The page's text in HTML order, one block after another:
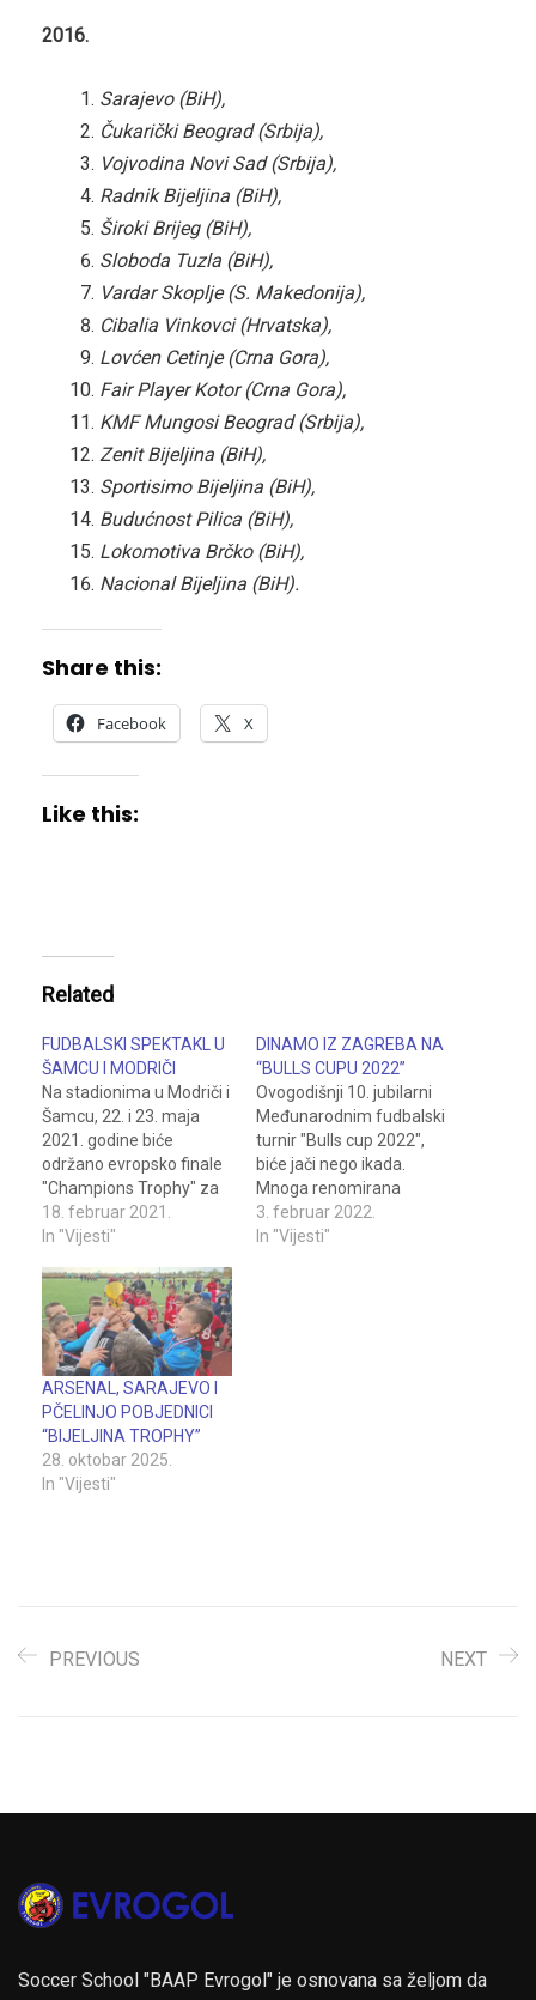
2016.
Sarajevo (BiH),
Čukarički Beograd (Srbija),
Vojvodina Novi Sad (Srbija),
Radnik Bijeljina (BiH),
Široki Brijeg (BiH),
Sloboda Tuzla (BiH),
Vardar Skoplje (S. Makedonija),
Cibalia Vinkovci (Hrvatska),
Lovćen Cetinje (Crna Gora),
Fair Player Kotor (Crna Gora),
KMF Mungosi Beograd (Srbija),
Zenit Bijeljina (BiH),
Sportisimo Bijeljina (BiH),
Budućnost Pilica (BiH),
Lokomotiva Brčko (BiH),
Nacional Bijeljina (BiH).
Share this:
Facebook X
Like this:
Related
FUDBALSKI SPEKTAKL U
ŠAMCU I MODRIČI
Na stadionima u Modriči i
Šamcu, 22. i 23. maja
2021. godine biće
održano evropsko finale
"Champions Trophy" za
djecu rođenu 2012.
godine i mlađe.
ovog turnira, u Šamcu,
potpisali su: načelnici
opština Šamac i Modriča,
Đorđe Miličević i Jovica
Gojković i prvi čovjek
Balkan Alpe adria…
18. februar 2021.
In "Vijesti"
DINAMO IZ ZAGREBA NA
“BULLS CUPU 2022”
Ovogodišnji 10. jubilarni
Međunarodnim fudbalski
turnir "Bulls cup 2022",
biće jači nego ikada.
Mnoga renomirana
fudbalska imena naći će
se na listi učesnika. Po
3. februar 2022.
In "Vijesti"
ARSENAL, SARAJEVO I
PČELINJO POBJEDNICI
“BIJELJINA TROPHY”
28. oktobar 2025.
In "Vijesti"
PREVIOUS NEXT
Soccer School "BAAP Evrogol" je osnovana sa željom da